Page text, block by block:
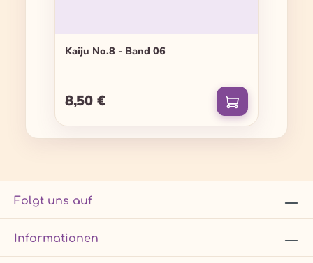
Kaiju No.8 - Band 06
Regulärer Preis:
8,50 €
Folgt uns auf
Informationen